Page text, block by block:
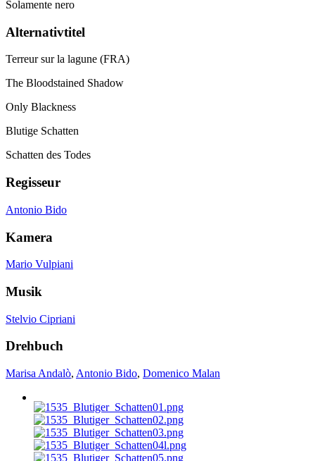
Solamente nero
Alternativtitel
Terreur sur la lagune (FRA)
The Bloodstained Shadow
Only Blackness
Blutige Schatten
Schatten des Todes
Regisseur
Antonio Bido
Kamera
Mario Vulpiani
Musik
Stelvio Cipriani
Drehbuch
Marisa Andalò, Antonio Bido, Domenico Malan